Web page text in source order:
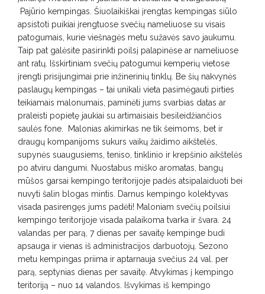
Pajūrio kempingas. Šiuolaikiškai įrengtas kempingas siūlo
apsistoti puikiai įrengtuose svečių nameliuose su visais
patogumais, kurie viešnagės metu sužavės savo jaukumu.
Taip pat galėsite pasirinkti poilsį palapinėse ar nameliuose
ant ratų. Išskirtiniam svečių patogumui kemperių vietose
įrengti prisijungimai prie inžinerinių tinklų. Be šių nakvynės
paslaugų kempingas – tai unikali vieta pasimėgauti pirties
teikiamais malonumais, paminėti jums svarbias datas ar
praleisti popietę jaukiai su artimaisiais besileidžiančios
saulės fone. Malonias akimirkas ne tik šeimoms, bet ir
draugų kompanijoms sukurs vaikų žaidimo aikštelės,
supynės suaugusiems, teniso, tinklinio ir krepšinio aikštelės
po atviru dangumi. Nuostabus miško aromatas, bangų
mūšos garsai kempingo teritorijoje padės atsipalaiduoti bei
nuvyti šalin blogas mintis. Darnus kempingo kolektyvas
visada pasirengęs jums padėti! Maloniam svečių poilsiui
kempingo teritorijoje visada palaikoma tvarka ir švara. 24
valandas per parą, 7 dienas per savaitę kempinge budi
apsauga ir vienas iš administracijos darbuotojų. Sezono
metu kempingas priima ir aptarnauja svečius 24 val. per
parą, septynias dienas per savaitę. Atvykimas į kempingo
teritoriją – nuo 14 valandos. Išvykimas iš kempingo